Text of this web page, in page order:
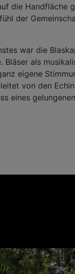
die Handfläche
der
war die
Bläser als
eigene
von den
eines